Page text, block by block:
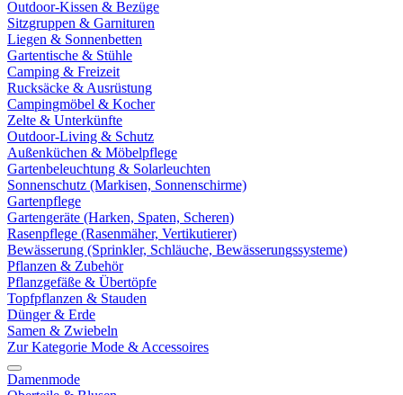
Outdoor-Kissen & Bezüge
Sitzgruppen & Garnituren
Liegen & Sonnenbetten
Gartentische & Stühle
Camping & Freizeit
Rucksäcke & Ausrüstung
Campingmöbel & Kocher
Zelte & Unterkünfte
Outdoor-Living & Schutz
Außenküchen & Möbelpflege
Gartenbeleuchtung & Solarleuchten
Sonnenschutz (Markisen, Sonnenschirme)
Gartenpflege
Gartengeräte (Harken, Spaten, Scheren)
Rasenpflege (Rasenmäher, Vertikutierer)
Bewässerung (Sprinkler, Schläuche, Bewässerungssysteme)
Pflanzen & Zubehör
Pflanzgefäße & Übertöpfe
Topfpflanzen & Stauden
Dünger & Erde
Samen & Zwiebeln
Zur Kategorie Mode & Accessoires
Damenmode